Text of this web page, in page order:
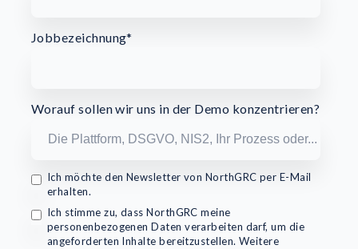
Jobbezeichnung*
Worauf sollen wir uns in der Demo konzentrieren?
Ich möchte den Newsletter von NorthGRC per E-Mail
erhalten.
Ich stimme zu, dass NorthGRC meine
personenbezogenen Daten verarbeiten darf, um die
angeforderten Inhalte bereitzustellen. Weitere